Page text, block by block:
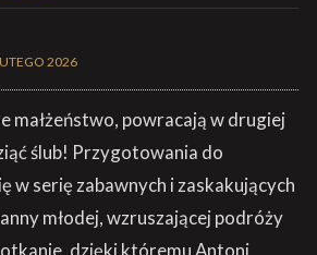
2026
małżeństwo, powracają w drugiej
ślub! Przygotowania do
w serię zabawnych i zaskakujących
młodej, wzruszającej podróży
dzięki któremu Antoni